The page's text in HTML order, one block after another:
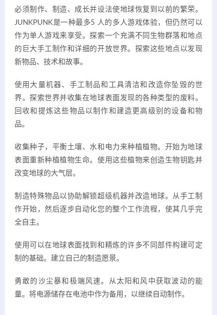
必须制作、制造、成长并设法使地球恢复到以前的繁荣。
JUNKPUNK是一种最多5 人的多人游戏体验，但仍然可以
作为单人游戏来享受。探索一个充满不同生物群落和地点
的巨大手工制作和详细的开放世界。探索这些地点以发现
新物品、技术和故事。
使用大量机器、手工制品和工具清洁和改造你坠毁的世
界。探索世界并收集在地球表面发现的各种类型的废料。
回收和提炼这些物品以制作和建造更高级别的设备和物
品。
收集种子，平衡土壤、水和电力来种植植物。开始为地球
表面重新种植植物生命。使用这些植物来创造生物钥匙并
改变地球的大气层。
制造特殊物品以协助解锁超级机器并改造地球。从手工制
作开始，然后逐步自动化您的整个工作流程，使其几乎完
全自主。
使用可以在地球表面找到和精炼的许多不同部件构建可定
制的基础。建立自己的制造愿景。
勇敢的沙尘暴和极端风速。从太阳和风中获取波动的能
量。将电源储存在电池中作为备用，以继续自动制作。